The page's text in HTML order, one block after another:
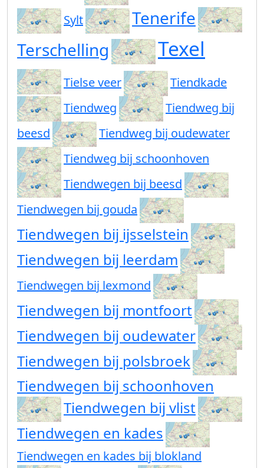
Sylt
Tenerife
Terschelling
Texel
Tielse veer
Tiendkade
Tiendweg
Tiendweg bij
beesd
Tiendweg bij oudewater
Tiendweg bij schoonhoven
Tiendwegen bij beesd
Tiendwegen bij gouda
Tiendwegen bij ijsselstein
Tiendwegen bij leerdam
Tiendwegen bij lexmond
Tiendwegen bij montfoort
Tiendwegen bij oudewater
Tiendwegen bij polsbroek
Tiendwegen bij schoonhoven
Tiendwegen bij vlist
Tiendwegen en kades
Tiendwegen en kades bij blokland